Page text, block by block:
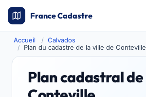
France Cadastre
Accueil
Calvados
Plan du cadastre de la ville de Conteville
Plan cadastral de